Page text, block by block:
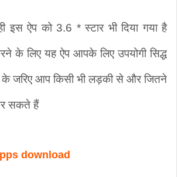
और इसके साथ ही इस ऐप को 3.6 * स्टार भी दिया गया है
के लिए यह ऐप आपके लिए उपयोगी सिद्ध
के जरिए आप किसी भी लड़की से और जितने
सकते हैं
download